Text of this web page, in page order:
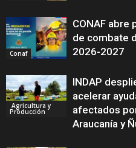
Conaf
CONAF abre
de combate
2026-2027
Agricultura y
Producción
INDAP
acelerar
afectados
Araucanía y